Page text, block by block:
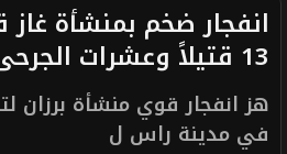
انفجار ضخم بمنشأة
13 قتيلاً وعشرات الجرحى
هز انفجار قوي منشأة برزان
في مدينة راس ل